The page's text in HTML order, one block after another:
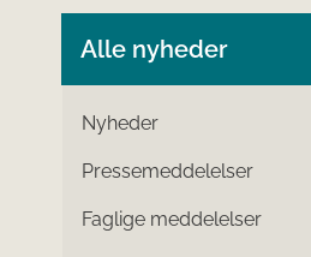
Alle nyheder
Nyheder
Pressemeddelelser
Faglige meddelelser